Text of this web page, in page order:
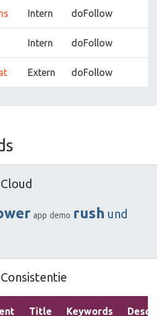
Intern doFollow
Intern doFollow
Extern doFollow
app demo rush und
Title Keywords